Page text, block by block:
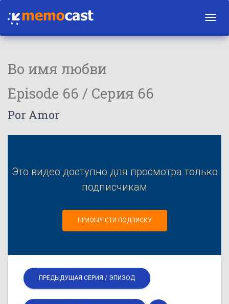
Во имя любви
Episode 66 / Серия 66
Por Amor
Это видео доступно для просмотра только
подписчикам
ПРИОБРЕСТИ ПОДПИСКУ
ПРЕДЫДУЩАЯ СЕРИЯ / ЭПИЗОД